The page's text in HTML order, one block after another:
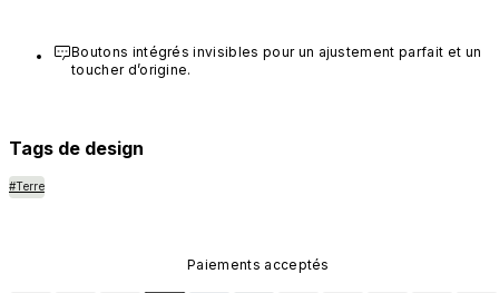
Boutons intégrés invisibles pour un ajustement parfait et un
toucher d’origine.
Tags de design
#Terre
Paiements acceptés